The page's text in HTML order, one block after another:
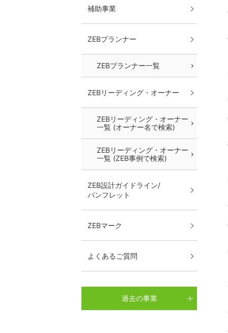
補助事業
ZEBプランナー
ZEBプランナー一覧
ZEBリーディング・オーナー
ZEBリーディング・オーナー
一覧 (オーナー名で検索)
ZEBリーディング・オーナー
一覧 (ZEB事例で検索)
ZEB設計ガイドライン/
パンフレット
ZEBマーク
よくあるご質問
過去の事業